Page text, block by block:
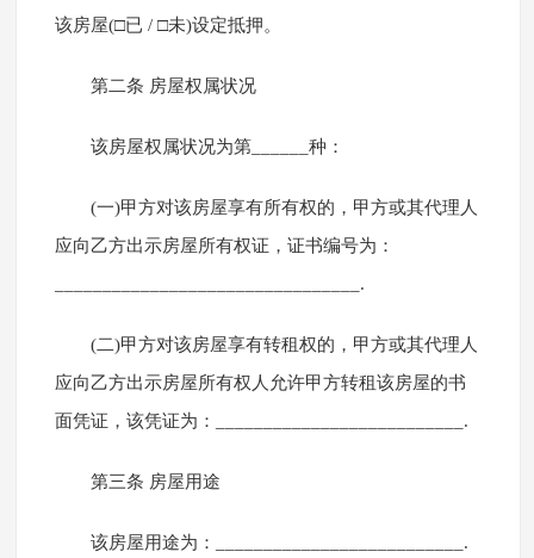
该房屋(□已 / □未)设定抵押。
第二条 房屋权属状况
该房屋权属状况为第______种：
(一)甲方对该房屋享有所有权的，甲方或其代理人
应向乙方出示房屋所有权证，证书编号为：
________________________________.
(二)甲方对该房屋享有转租权的，甲方或其代理人
应向乙方出示房屋所有权人允许甲方转租该房屋的书
面凭证，该凭证为：__________________________.
第三条 房屋用途
该房屋用途为：__________________________.